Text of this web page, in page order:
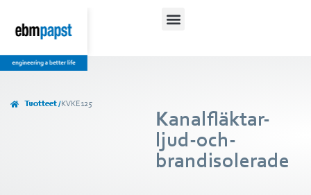
Tuotteet /KVKE125
Kanalfläktar-
ljud-och-
brandisolerade